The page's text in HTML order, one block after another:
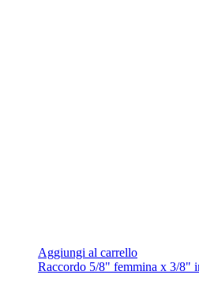
Aggiungi al carrello
Raccordo 5/8" femmina x 3/8"